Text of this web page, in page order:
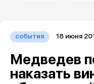
события 18 июня
Медведев
наказать